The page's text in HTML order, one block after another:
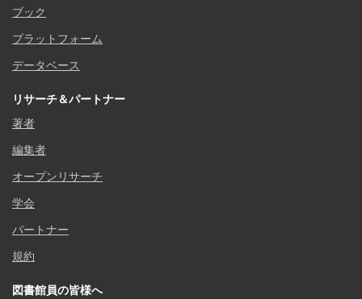
ブック
プラットフォーム
データベース
リサーチ＆パートナー
著者
編集者
オープンリサーチ
学会
パートナー
規約
図書館員の皆様へ